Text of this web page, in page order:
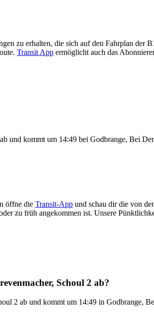
zu erhalten, die sich auf den Fahrplan
Transit App ermöglicht auch das
und kommt um 14:49 bei Godbrange, Bei
öffne die Transit-App und schau dir die von
zu früh angekommen ist. Unsere
Schoul 2 ab?
2 ab und kommt um 14:49 in Godbrange,